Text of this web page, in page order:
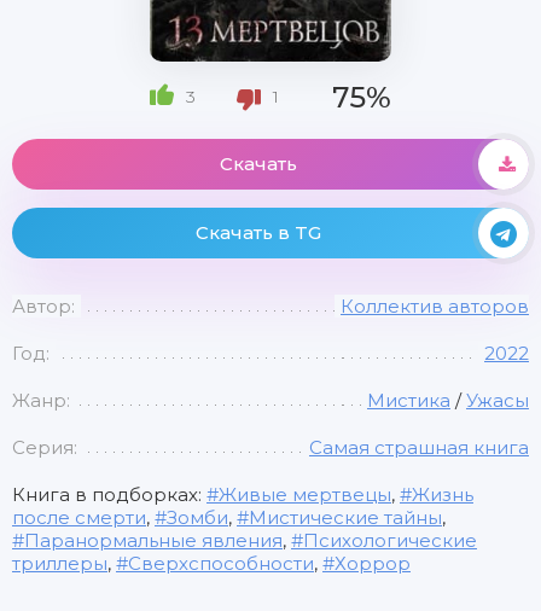
3 1 75%
Скачать
Скачать в TG
Автор: Коллектив авторов
Год: 2022
Жанр: Мистика /Ужасы
Серия: Самая страшная книга
Книга в подборках: Живые мертвецы,
Жизнь
после смерти, Зомби, Мистические тайны,
Паранормальные явления,
Психологические
триллеры, Сверхспособности, Хоррор